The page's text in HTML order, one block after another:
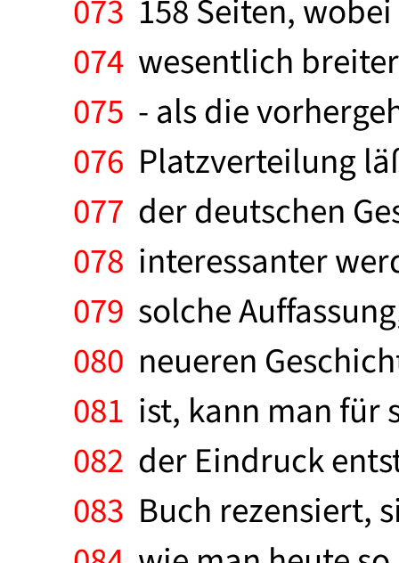
073 158 Seiten,
074 wesentlich
075 - als die
076 Platzverteilung
077 der deutschen
078 interessanter
079 solche
080 neueren
081 ist, kann man für
082 der Eindruck
083 Buch rezensiert,